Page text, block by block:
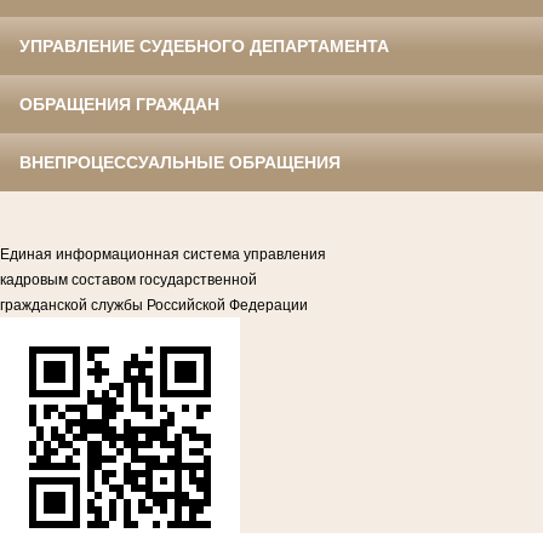
УПРАВЛЕНИЕ СУДЕБНОГО ДЕПАРТАМЕНТА
ОБРАЩЕНИЯ ГРАЖДАН
ВНЕПРОЦЕССУАЛЬНЫЕ ОБРАЩЕНИЯ
Единая информационная система управления
кадровым составом государственной
гражданской службы Российской Федерации